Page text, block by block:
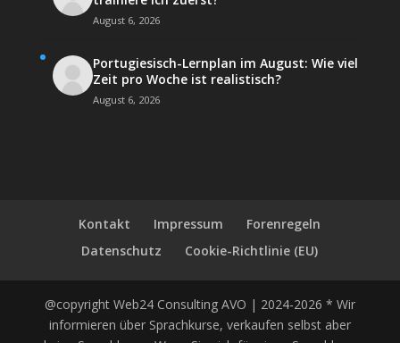
August 6, 2026
Portugiesisch-Lernplan im August: Wie viel
Zeit pro Woche ist realistisch?
August 6, 2026
Kontakt Impressum
Forenregeln
Datenschutz
Cookie-Richtlinie (EU)
@copyright Web24 Consulting AVO | 2024-2026 * Wir
informieren über Sprachkurse, verkaufen selbst aber